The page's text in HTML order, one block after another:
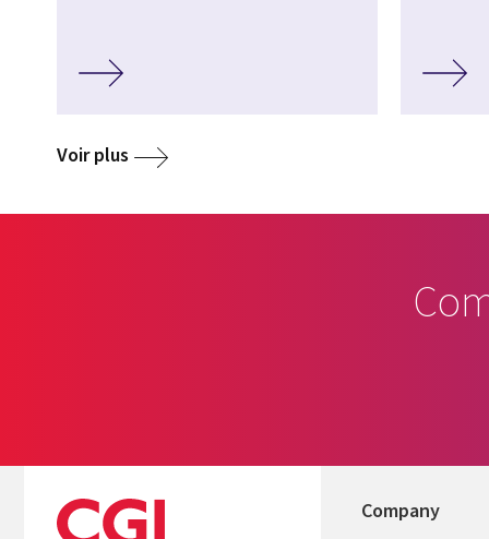
Voir plus
Company